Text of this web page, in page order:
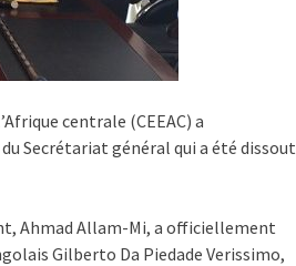
centrale (CEEAC) a
Secrétariat général qui a été dissout
Ahmad Allam-Mi, a officiellement
Gilberto Da Piedade Verissimo,